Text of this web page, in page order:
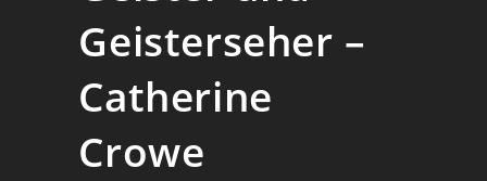
Geisterseher –
Catherine
Crowe